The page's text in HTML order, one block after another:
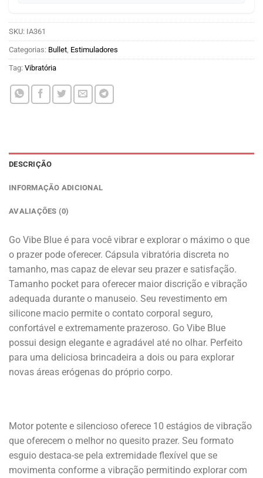
SKU: IA361
Categorias: Bullet, Estimuladores
Tag: Vibratória
DESCRIÇÃO
INFORMAÇÃO ADICIONAL
AVALIAÇÕES (0)
Go Vibe Blue é para você vibrar e explorar o máximo o que
o prazer pode oferecer. Cápsula vibratória discreta no
tamanho, mas capaz de elevar seu prazer e satisfação.
Tamanho pocket para oferecer maior discrição e vibração
adequada durante o manuseio. Seu revestimento em
silicone macio permite o contato corporal seguro,
confortável e extremamente prazeroso. Go Vibe Blue
possui design elegante e agradável até no olhar. Perfeito
para uma deliciosa brincadeira a dois ou para explorar
novas áreas erógenas do próprio corpo.
Motor potente e silencioso oferece 10 estágios de vibração
que oferecem o melhor no quesito prazer. Seu formato
esguio destaca-se pela extremidade flexível que se
movimenta conforme a vibração permitindo explorar com